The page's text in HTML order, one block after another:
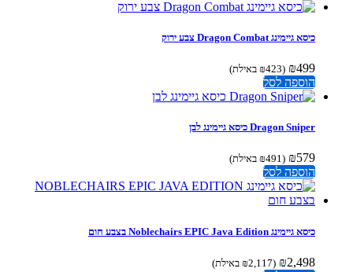
כיסא גיימינג Dragon Combat צבע ירוק
₪
(
₪ 423 באילת)
הוספה לסל
Dragon Sniper כיסא גיימינג לבן
₪
(
₪ 491 באילת)
הוספה לסל
כיסא גיימינג Noblechairs EPIC Java Edition בצבע חום
₪2,498
(
₪2,117 באילת)